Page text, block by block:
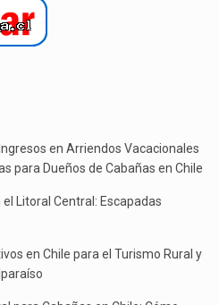
en Arriendos Vacacionales
para Dueños de Cabañas en Chile
Litoral Central: Escapadas
en Chile para el Turismo Rural y